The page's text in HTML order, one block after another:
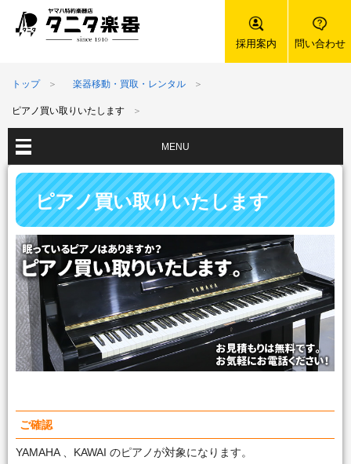
採用案内 問い合わせ
トップ 楽器移動・買取・レンタル
ピアノ買い取りいたします
MENU
ピアノ買い取りいたします
ご確認
YAMAHA 、KAWAI のピアノが対象になります。